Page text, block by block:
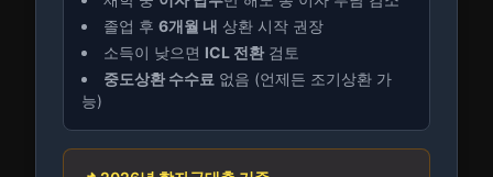
졸업 후 6개월 내 상환 시작 권장
소득이 낮으면 ICL 전환검토
중도상환 수수료 없음 (언제든 조기상환 가
능)